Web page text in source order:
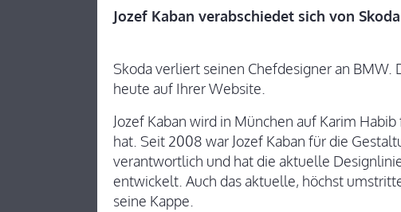
Jozef Kaban verabschiedet sich von
Skoda verliert seinen Chefdesigner an
heute auf Ihrer Website.
Jozef Kaban wird in München auf Karim
hat. Seit 2008 war Jozef Kaban für die
verantwortlich und hat die aktuelle
entwickelt. Auch das aktuelle, höchst
seine Kappe.